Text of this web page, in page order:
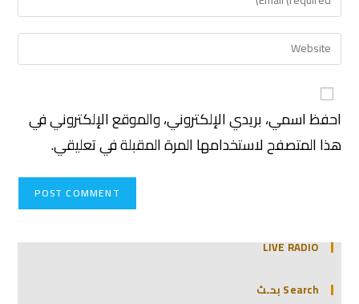
احفظ اسمي، بريدي الإلكتروني، والموقع الإلكتروني في
هذا المتصفح لاستخدامها المرة المقبلة في تعليقي.
LIVE RADIO
Search بحـث